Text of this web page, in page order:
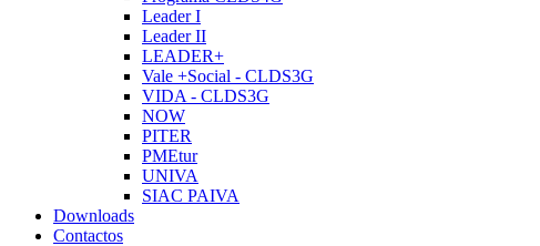
Leader I
Leader II
LEADER+
Vale +Social - CLDS3G
VIDA - CLDS3G
NOW
PITER
PMEtur
UNIVA
SIAC PAIVA
Downloads
Contactos